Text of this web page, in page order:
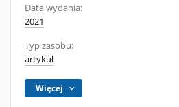
Data wydania:
2021
Typ zasobu:
artykuł
Więcej